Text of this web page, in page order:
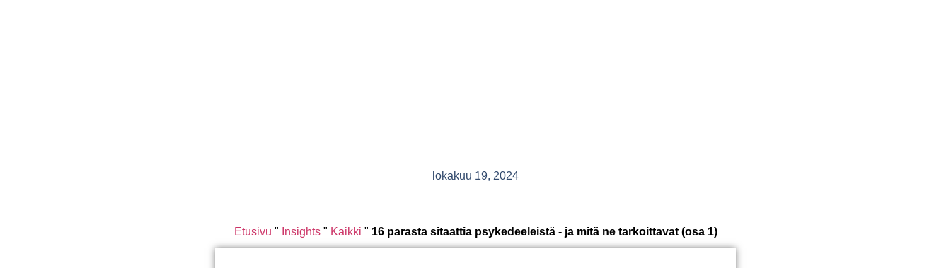
lokakuu 19, 2024
Etusivu " Insights" Kaikki " 16 parasta sitaattia psykedeeleistä - ja mitä ne tarkoittavat (osa 1)